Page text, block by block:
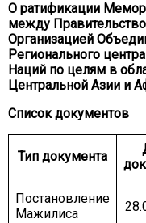
О ратификации
между
Организацией
Регионального
Наций по целям в
Центральной Азии и
Список документов
Тип документа
Постановление
Мажилиса
СЕЛЬСКИХ
КОМИТЕТ
РАЗВИТИЮ И
КОМИТЕТ